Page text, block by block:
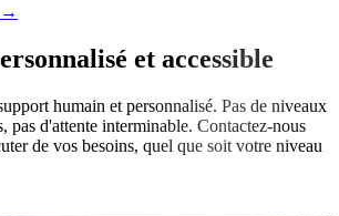
→
et accessible
humain et personnalisé. Pas de niveaux
pas d'attente interminable. Contactez-nous
de vos besoins, quel que soit votre niveau